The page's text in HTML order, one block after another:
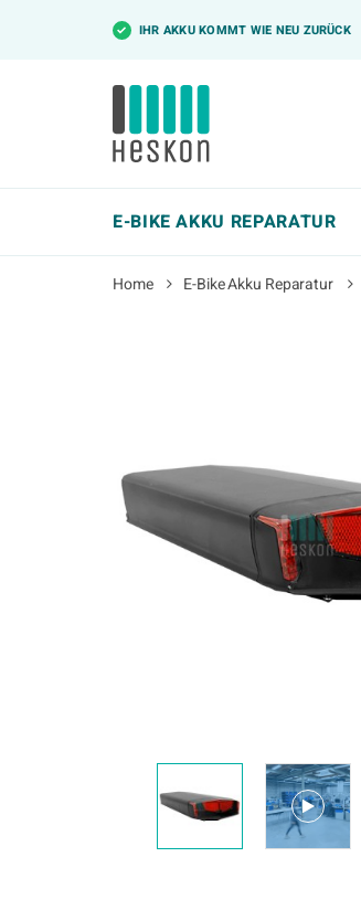
✓ IHR AKKU KOMMT WIE NEU ZURÜCK
E-BIKE AKKU REPARATUR
Home E-Bike Akku Reparatur